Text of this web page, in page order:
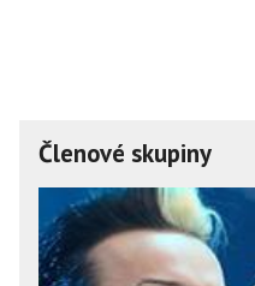
Členové skupiny